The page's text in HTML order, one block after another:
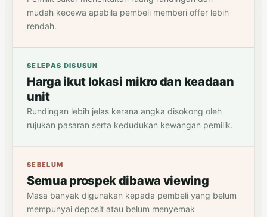
mudah kecewa apabila pembeli memberi offer lebih
rendah.
SELEPAS DISUSUN
Harga ikut lokasi mikro dan keadaan
unit
Rundingan lebih jelas kerana angka disokong oleh
rujukan pasaran serta kedudukan kewangan pemilik.
SEBELUM
Semua prospek dibawa viewing
Masa banyak digunakan kepada pembeli yang belum
mempunyai deposit atau belum menyemak